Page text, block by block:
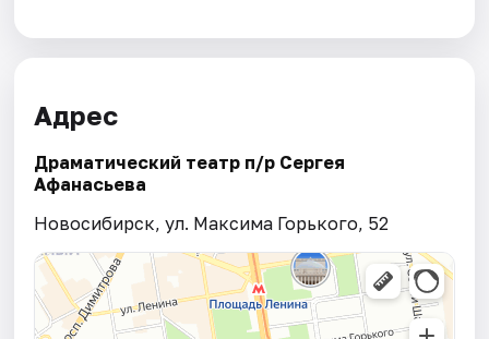
Адрес
Драматический театр п/р Сергея
Афанасьева
Новосибирск, ул. Максима Горького, 52